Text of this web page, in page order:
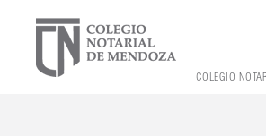
COLEGIO